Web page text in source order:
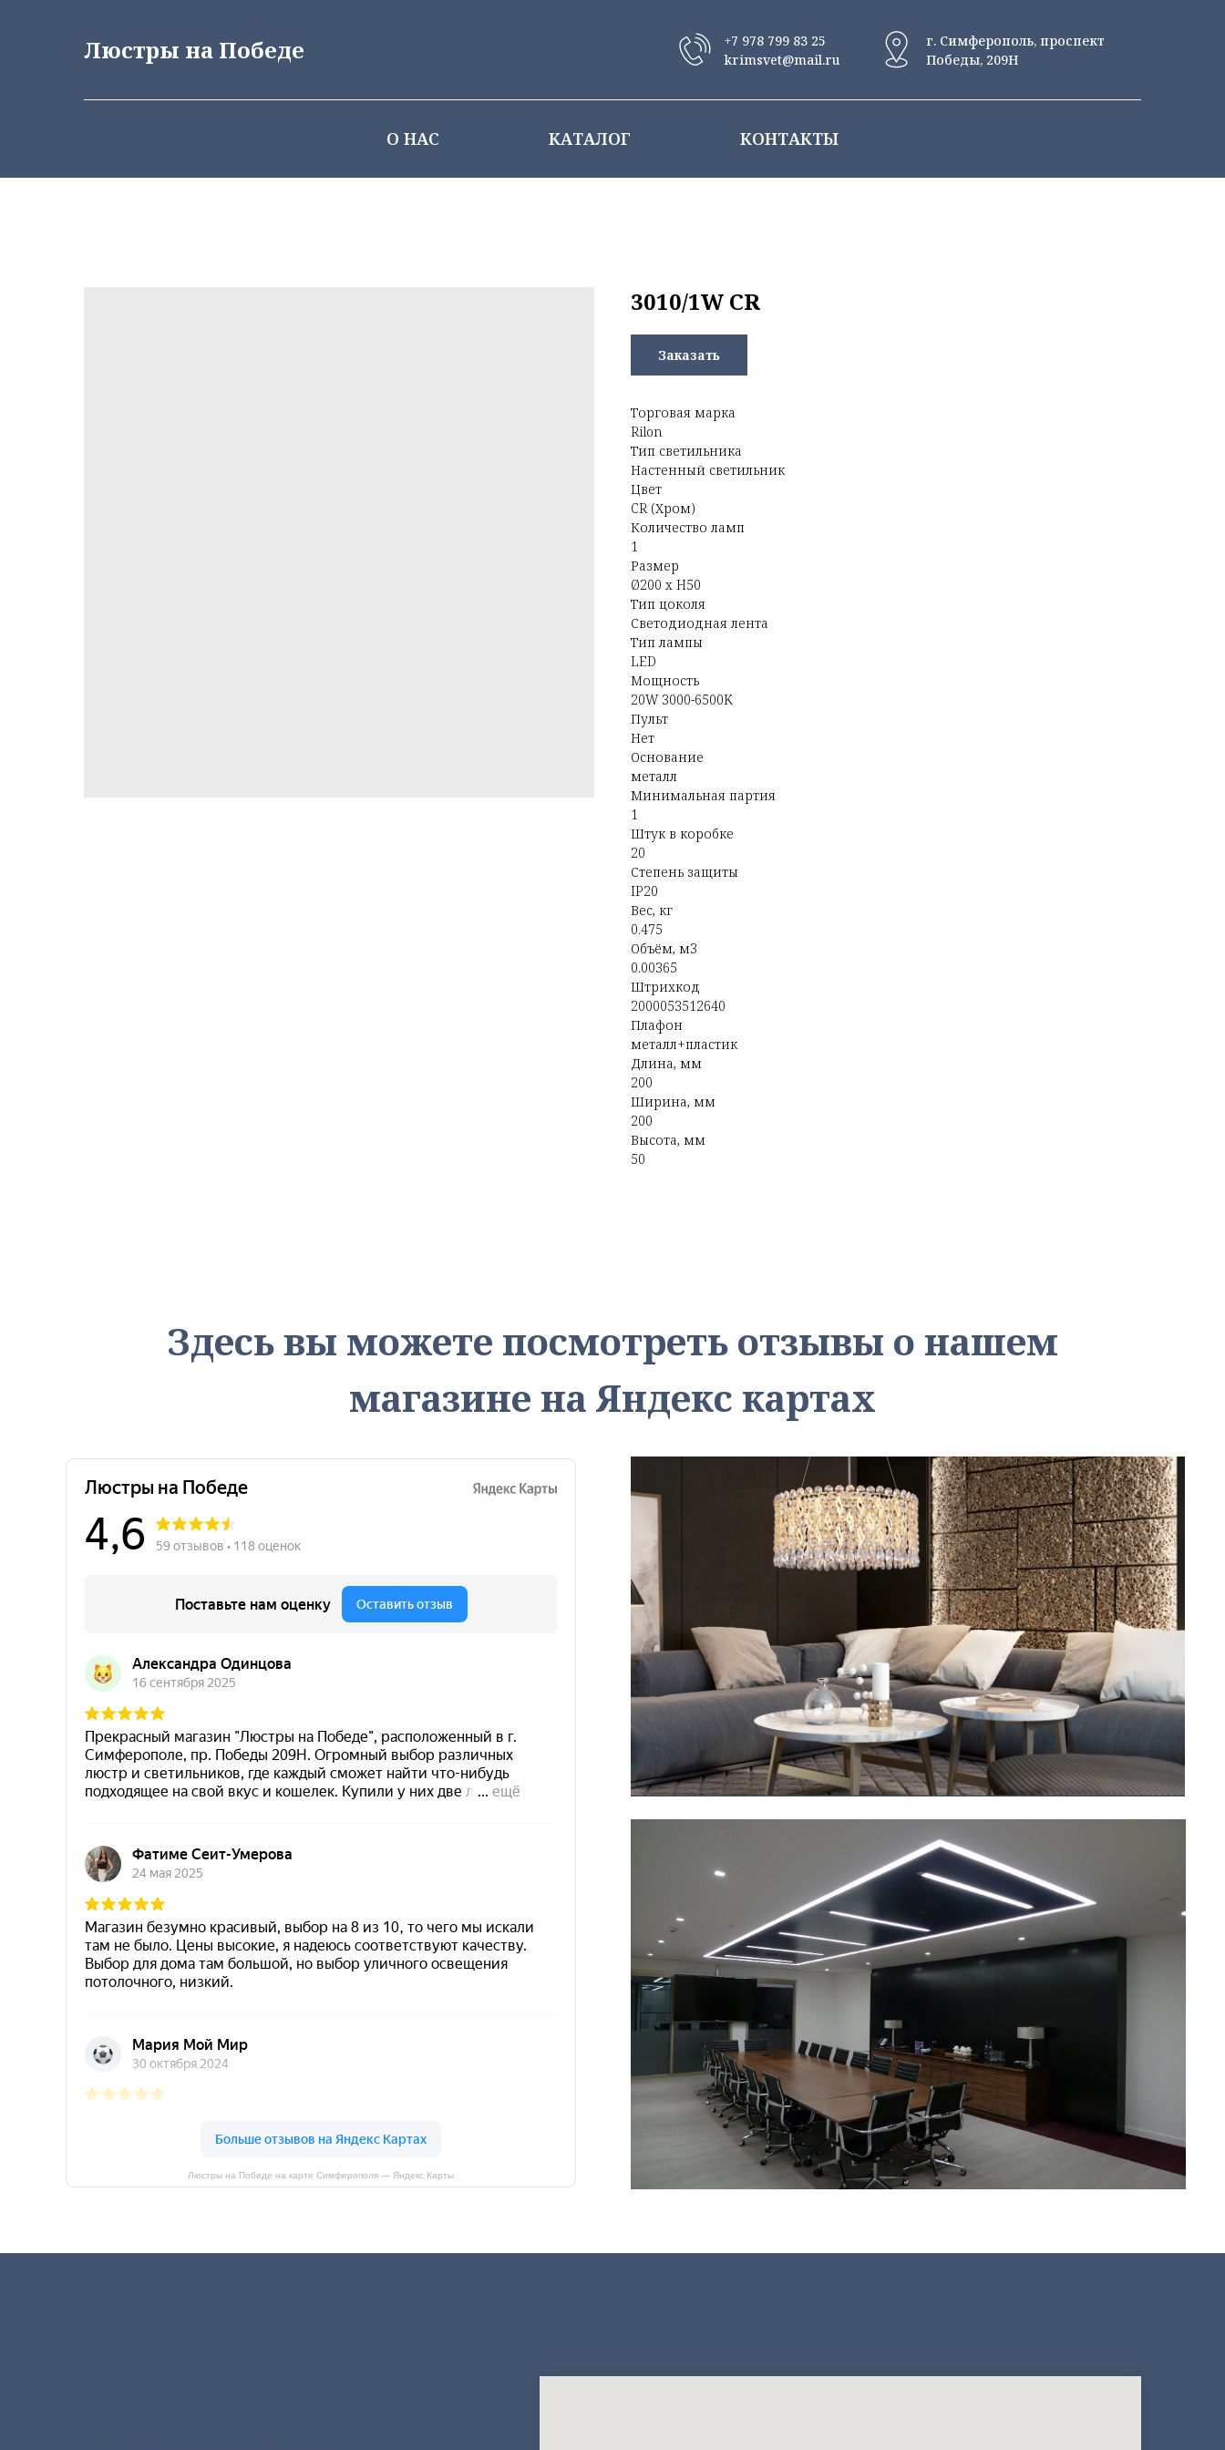
Люстры на Победе
+7 978 799 83 25
krimsvet@mail.ru
г. Симферополь, проспект
Победы, 209Н
О НАС КАТАЛОГ КОНТАКТЫ
3010/1W CR
Заказать
Торговая марка
Rilon
Тип светильника
Настенный светильник
Цвет
CR (Хром)
Количество ламп
1
Размер
Ø200 x H50
Тип цоколя
Светодиодная лента
Тип лампы
LED
Мощность
20W 3000-6500K
Пульт
Нет
Основание
металл
Минимальная партия
1
Штук в коробке
20
Степень защиты
IP20
Вес, кг
0.475
Объём, м3
0.00365
Штрихкод
2000053512640
Плафон
металл+пластик
Длина, мм
200
Ширина, мм
200
Высота, мм
50
Люстры на Победе на карте Симферополя — Яндекс Карты
Здесь вы можете посмотреть отзывы о нашем
магазине на Яндекс картах